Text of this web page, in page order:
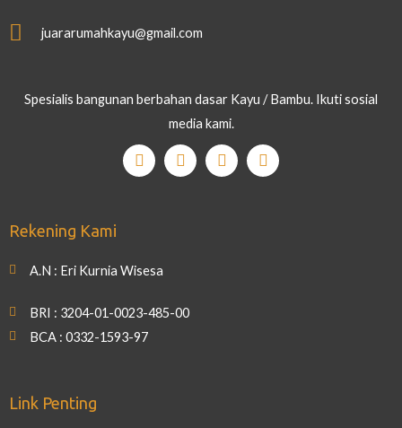
juararumahkayu@gmail.com
Spesialis bangunan berbahan dasar Kayu / Bambu. Ikuti sosial
media kami.
Rekening Kami
A.N : Eri Kurnia Wisesa
BRI : 3204-01-0023-485-00
BCA : 0332-1593-97
Link Penting